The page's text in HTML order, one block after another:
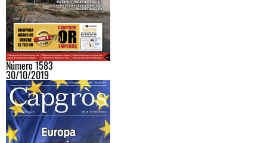
Número 1583
30/10/2019